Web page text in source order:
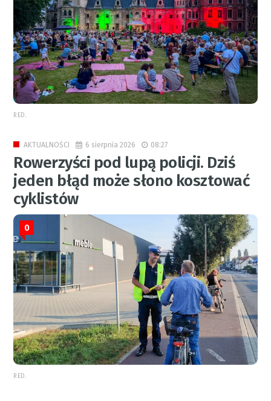
RED.
AKTUALNOŚCI 6 sierpnia 2026 08:27
Rowerzyści pod lupą policji. Dziś
jeden błąd może słono kosztować
cyklistów
0
RED.